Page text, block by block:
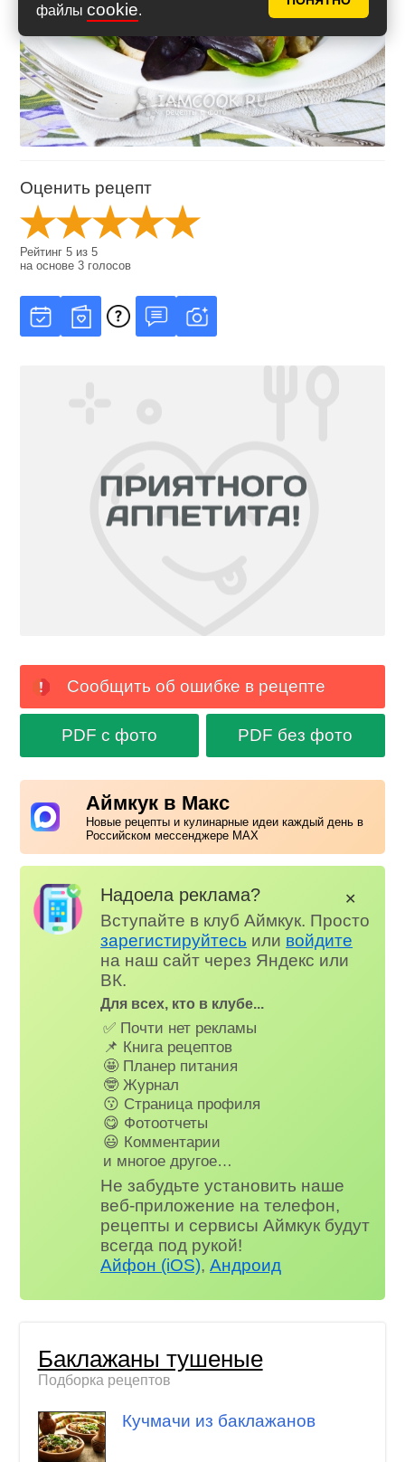
файлы cookie.
Оценить рецепт
Рейтинг5 из5
на основе3 голосов
Сообщить об ошибке в рецепте
PDF с фото PDF без фото
Аймкук в Макс
Новые рецепты и кулинарные идеи каждый день в
Российском мессенджере MAX
Надоела реклама?
Вступайте в клуб Аймкук. Просто
зарегистируйтесь или войдите
на наш сайт через Яндекс или
ВК.
Для всех, кто в клубе...
✅ Почти нет рекламы
📌 Книга рецептов
🤩 Планер питания
🤓 Журнал
😗 Страница профиля
😋 Фотоотчеты
😃 Комментарии
и многое другое…
Не забудьте установить наше
веб-приложение на телефон,
рецепты и сервисы Аймкук будут
всегда под рукой!
Айфон (iOS),Андроид
✕
Баклажаны тушеные
Подборка рецептов
Кучмачи из баклажанов